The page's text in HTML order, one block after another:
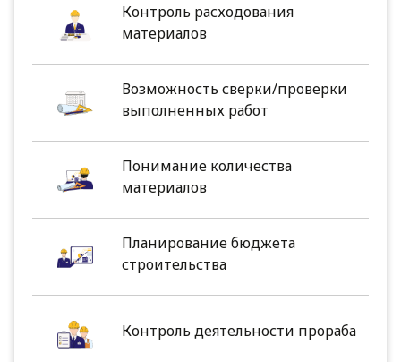
Контроль расходования
материалов
Возможность сверки/проверки
выполненных работ
Понимание количества
материалов
Планирование бюджета
строительства
Контроль деятельности прораба